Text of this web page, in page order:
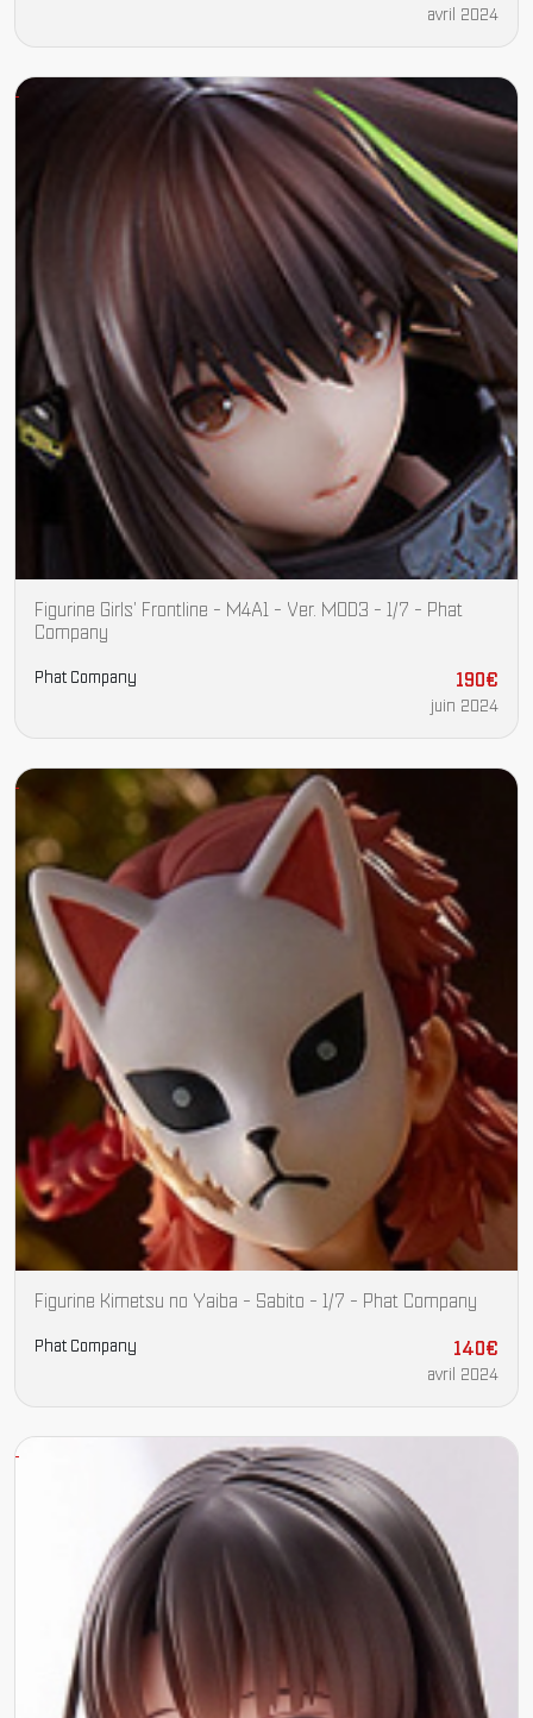
avril 2024
Figurine Girls' Frontline - M4A1 - Ver. MOD3 - 1/7 - Phat
Company
Phat Company 190€
juin 2024
Figurine Kimetsu no Yaiba - Sabito - 1/7 - Phat Company
Phat Company 140€
avril 2024